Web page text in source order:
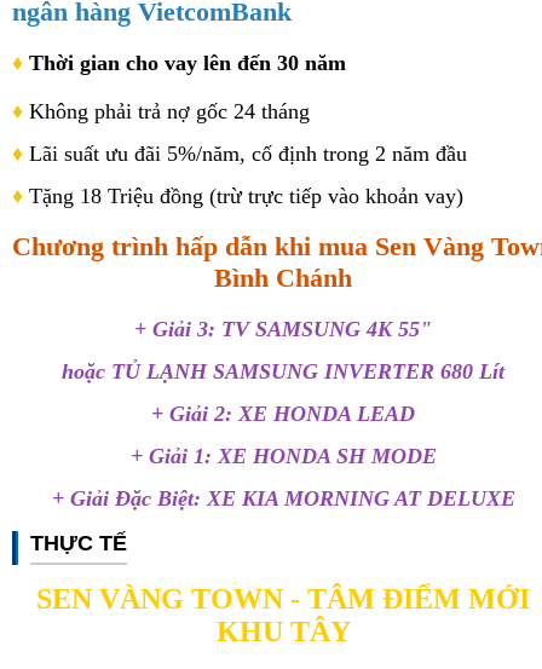
ngân hàng VietcomBank
♦ Thời gian cho vay lên đến 30 năm
♦ Không phải trả nợ gốc 24 tháng
♦ Lãi suất ưu đãi 5%/năm, cố định trong 2 năm đầu
♦ Tặng 18 Triệu đồng (trừ trực tiếp vào khoản vay)
Chương trình hấp dẫn khi mua Sen Vàng
Bình Chánh
+ Giải 3: TV SAMSUNG 4K 55"
hoặc TỦ LẠNH SAMSUNG INVERTER 680 Lít
+ Giải 2: XE HONDA LEAD
+ Giải 1: XE HONDA SH MODE
+ Giải Đặc Biệt: XE KIA MORNING AT DELUXE
THỰC TẾ
SEN VÀNG TOWN - TÂM ĐIỂM MỚI
KHU TÂY